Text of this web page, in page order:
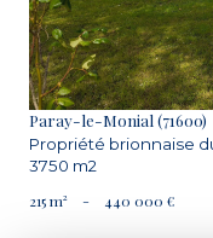
Paray-le-Monial (71600)
Propriété brionnaise
3750 m2
215 m²
- 440 000 €